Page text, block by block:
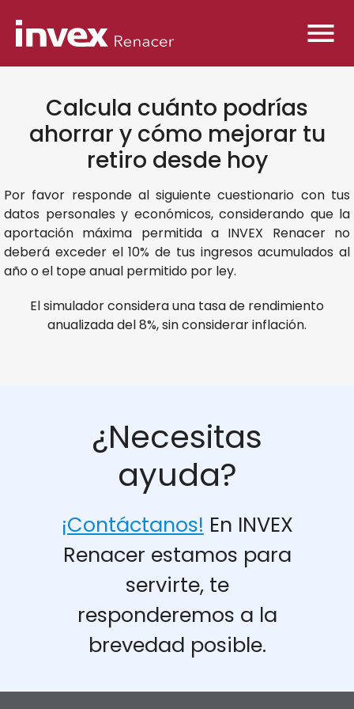
Calcula cuánto podrías
ahorrar y cómo mejorar tu
retiro desde hoy
Por favor responde al siguiente cuestionario con tus
datos personales y económicos, considerando que la
aportación máxima permitida a INVEX Renacer no
deberá exceder el 10% de tus ingresos acumulados al
año o el tope anual permitido por ley.
El simulador considera una tasa de rendimiento
anualizada del 8%, sin considerar inflación.
¿Necesitas
ayuda?
¡Contáctanos! En INVEX
Renacer estamos para
servirte, te
responderemos a la
brevedad posible.